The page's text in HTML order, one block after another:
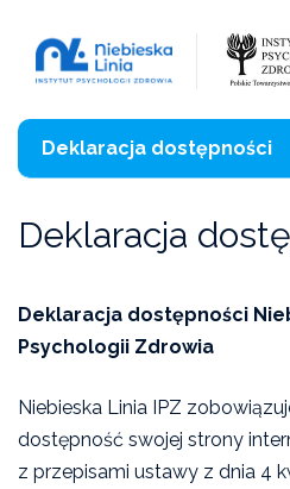
Deklaracja dostępności
Sprawdź
Czarna Księga Ofiar
Szkolenia
Deklaracja
Deklaracja dostępności
Psychologii Zdrowia
Niebieska Linia IPZ
dostępność swojej strony
z przepisami ustawy z dnia 4